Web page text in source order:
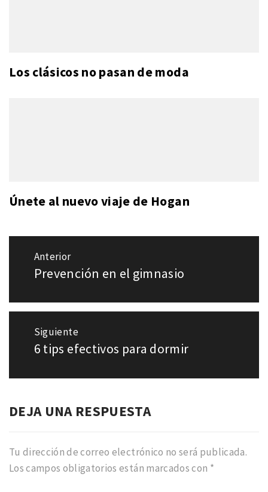
Los clásicos no pasan de moda
Únete al nuevo viaje de Hogan
Navegación
entradas
Anterior
Entrada
Prevención en el gimnasio
Siguiente
Entrada
6 tips efectivos para dormir
DEJA UNA RESPUESTA
Tu dirección de correo electrónico no será publicada.
Los campos obligatorios están marcados con *